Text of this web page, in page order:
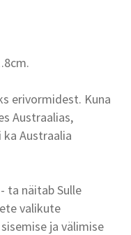
erivormidest. Kuna
Austraalias,
Austraalia
ta näitab Sulle
valikute
ja välimise